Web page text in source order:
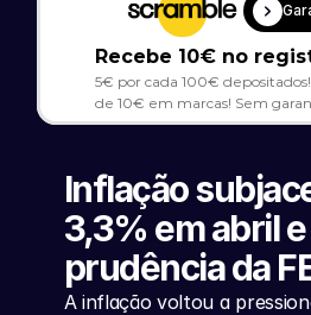
Recebe 10€ no
5€ por cada 100€
de 10€ em marcas! Sem
Inflação
3,3% em abril
prudência da
A inflação voltou a